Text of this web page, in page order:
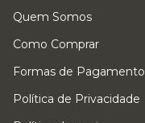
Quem Somos
Como Comprar
Formas de Pagamento
Política de Privacidade